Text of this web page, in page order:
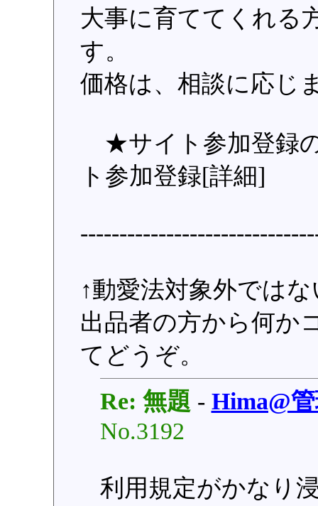
大事に育ててくれる
す。
価格は、相談に応じ
★サイト参加登録
ト参加登録[詳細]
↑動愛法対象外では
出品者の方から何か
てどうぞ。
Re: 無題 - Hima@
No.3192
利用規定がかなり